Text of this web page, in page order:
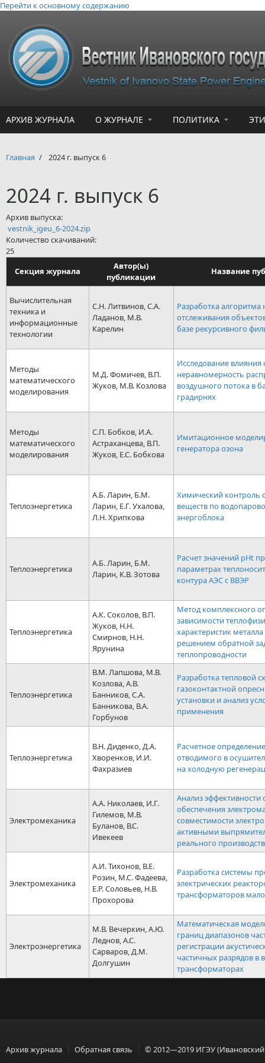
Перейти к основному содержанию
АРХИВ ЖУРНАЛА О ЖУРНАЛЕ ПОЛИТИКА
Главная / 2024 г. выпуск 6
2024 г. выпуск 6
Архив выпуска:
vestnik_igeu_6-2024.zip
Количество скачиваний:
25
Секция журнала
Автор(ы)
публикации
Название
Вычислительная
техника и
информационные
технологии
С.Н. Литвинов, С.А.
Ладанов, М.В.
Карелин
Разработка
отслеживания
базе рекурсивного
Методы
математического
моделирования
М.Д. Фомичев, В.П.
Жуков, М.В. Козлова
Исследование влияния
неравномерность
воздушного потока в
градирнях
Методы
математического
моделирования
С.П. Бобков, И.А.
Астраханцева, В.П.
Жуков, Е.С. Бобкова
Имитационное
генератора озона
Теплоэнергетика
А.Б. Ларин, Б.М.
Ларин, Е.Г. Ухалова,
Л.Н. Хрипкова
Химический контроль
веществ по
энергоблока
Теплоэнергетика
А.Б. Ларин, Б.М.
Ларин, К.В. Зотова
Расчет значений рНt
параметрах
контура АЭС с ВВЭР
Теплоэнергетика
А.К. Соколов, В.П.
Жуков, Н.Н.
Смирнов, Н.Н.
Ярунина
Метод комплексного
зависимости
характеристик
решением обратной
теплопроводности
Теплоэнергетика
В.М. Лапшова, М.В.
Козлова, А.В.
Банников, С.А.
Банникова, В.А.
Горбунов
Разработка тепловой
газоконтактной
установки и анализ
применения
Теплоэнергетика
В.Н. Диденко, Д.А.
Хворенков, И.И.
Фахразиев
Расчетное
отводимого в
на холодную
Электромеханика
А.А. Николаев, И.Г.
Гилемов, М.В.
Буланов, В.С.
Ивекеев
Анализ эффективности
обеспечения
совместимости
активными
реального
Электромеханика
А.И. Тихонов, В.Е.
Розин, М.С. Фадеева,
Е.Р. Соловьев, Н.В.
Прохорова
Разработка системы
электрических
трансформаторов
Электроэнергетика
М.В. Вечеркин, А.Ю.
Леднов, А.С.
Сарваров, Д.М.
Долгушин
Математическая
границ диапазонов
регистрации
частичных разрядов в
трансформаторах
Архив журнала Обратная связь © 2012—2019 ИГЭУ (Ивановский